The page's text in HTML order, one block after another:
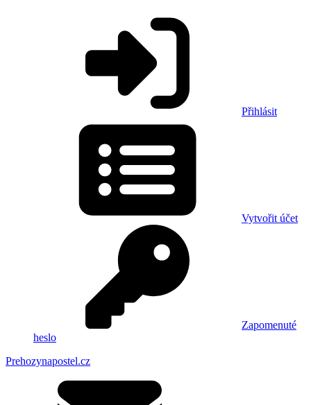
Přihlásit
Vytvořit účet
Zapomenuté
heslo
Prehozynapostel.cz